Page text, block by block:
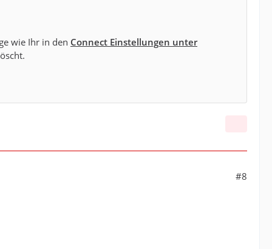
wie Ihr in den Connect Einstellungen unter
#8